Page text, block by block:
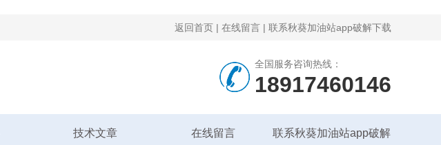
返回首页 | 在线留言 | 联系秋葵加油站app破解下载
全国服务咨询热线：
18917460146
技术文章 在线留言 联系秋葵加油站app破解